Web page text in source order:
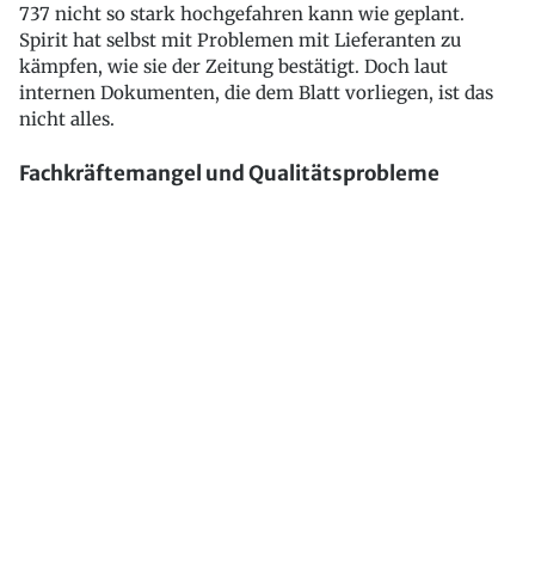
737 nicht so stark hochgefahren kann wie geplant.
Spirit hat selbst mit Problemen mit Lieferanten zu
kämpfen, wie sie der Zeitung bestätigt. Doch laut
internen Dokumenten, die dem Blatt vorliegen, ist das
nicht alles.
Fachkräftemangel und Qualitätsprobleme